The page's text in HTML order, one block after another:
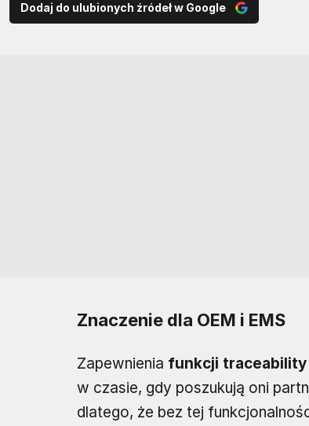
Dodaj do ulubionych źródeł w Google
Znaczenie dla OEM i EMS
Zapewnienia funkcji traceability
w czasie, gdy poszukują oni
dlatego, że bez tej